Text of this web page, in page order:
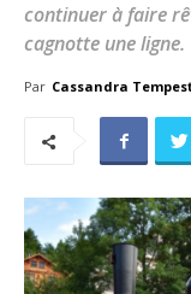
continuer à faire
cagnotte une ligne.
Par Cassandra